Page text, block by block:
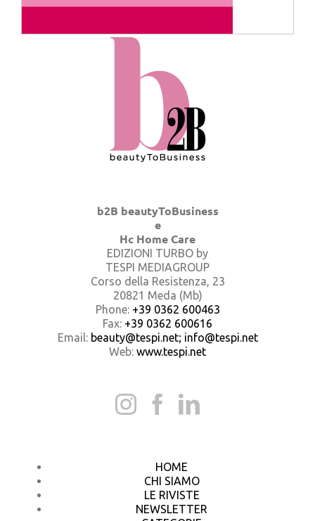
b2B beautyToBusiness
e
Hc Home Care
EDIZIONI TURBO by
TESPI MEDIAGROUP
Corso della Resistenza, 23
20821 Meda (Mb)
Phone: +39 0362 600463
Fax: +39 0362 600616
Email: beauty@tespi.net; info@tespi.net
Web: www.tespi.net
HOME
CHI SIAMO
LE RIVISTE
NEWSLETTER